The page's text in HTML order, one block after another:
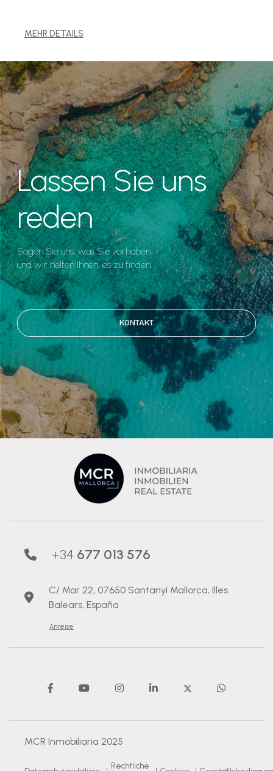
MEHR DETAILS
Lassen Sie uns
reden
Sagen Sie uns, was Sie vorhaben
und wir helfen Ihnen, es zu finden.
KONTAKT
+34 677 013 576
C/ Mar 22, 07650 Santanyí Mallorca, Illes
Balears, España
Anreise
MCR Inmobiliaria 2025
Rechtliche